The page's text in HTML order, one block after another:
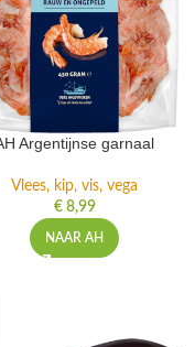
Argentijnse garnaal
Vlees, kip, vis, vega
€8,99
NAAR AH